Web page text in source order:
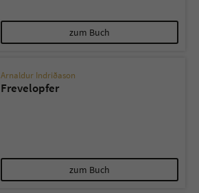
zum Buch
Arnaldur Indriðason
Frevelopfer
zum Buch